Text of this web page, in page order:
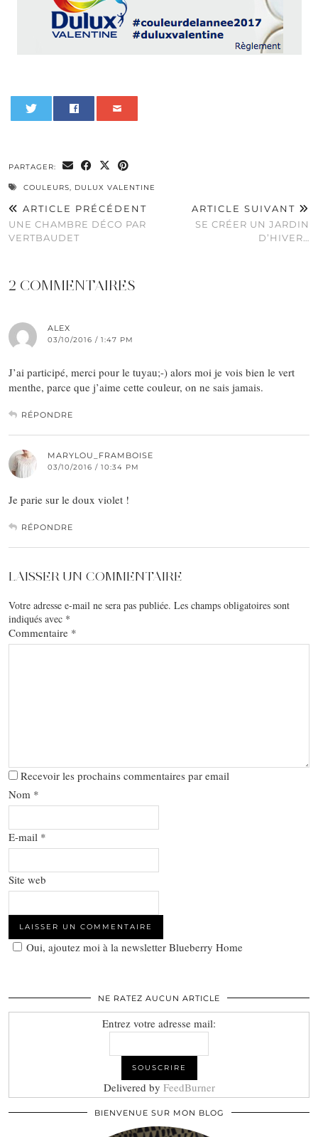
PARTAGER:
COULEURS, DULUX VALENTINE
ARTICLE PRÉCÉDENT
UNE CHAMBRE DÉCO PAR
VERTBAUDET
ARTICLE SUIVANT
SE CRÉER UN JARDIN
D’HIVER…
2 COMMENTAIRES
ALEX
03/10/2016 / 1:47 PM
J’ai participé, merci pour le tuyau;-) alors moi je vois bien le vert
menthe, parce que j’aime cette couleur, on ne sais jamais.
RÉPONDRE
MARYLOU_FRAMBOISE
03/10/2016 / 10:34 PM
Je parie sur le doux violet !
RÉPONDRE
LAISSER UN COMMENTAIRE
Votre adresse e-mail ne sera pas publiée. Les champs obligatoires sont
indiqués avec *
Commentaire *
Recevoir les prochains commentaires par email
Nom *
E-mail *
Site web
Oui, ajoutez moi à la newsletter Blueberry Home
NE RATEZ AUCUN ARTICLE
Entrez votre adresse mail:
Delivered by FeedBurner
BIENVENUE SUR MON BLOG